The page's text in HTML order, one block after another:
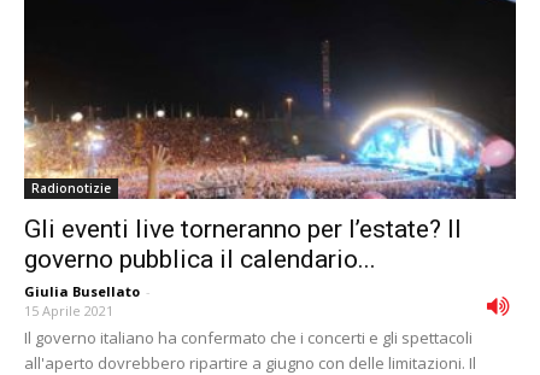
Radionotizie
Gli eventi live torneranno per l’estate? Il
governo pubblica il calendario...
Giulia Busellato -
15 Aprile 2021
Il governo italiano ha confermato che i concerti e gli spettacoli
all'aperto dovrebbero ripartire a giugno con delle limitazioni. Il